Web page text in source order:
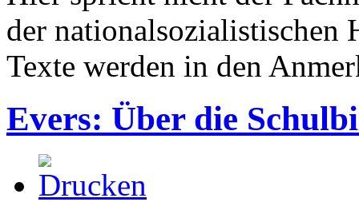
der nationalsozialistischen
Texte werden in den
Evers: Über die